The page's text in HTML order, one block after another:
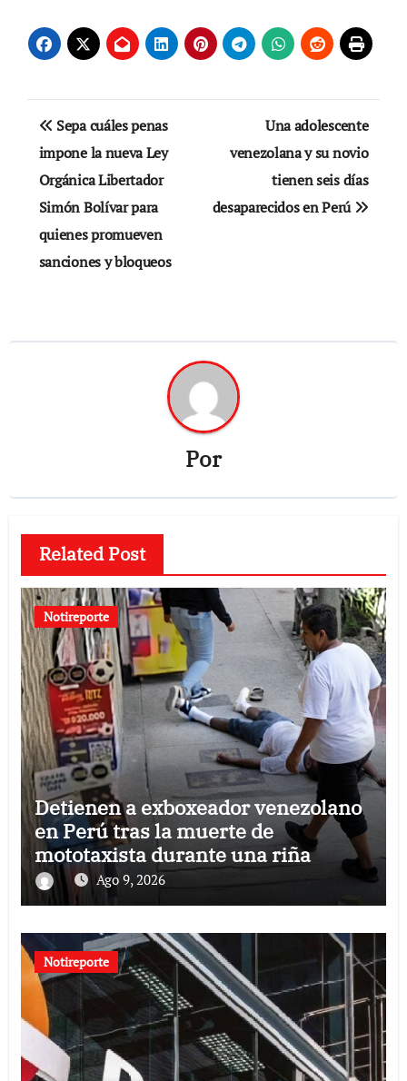
Navegación
de
entradas
Sepa cuáles penas
impone la nueva Ley
Orgánica Libertador
Simón Bolívar para
quienes promueven
sanciones y bloqueos
Una adolescente
venezolana y su novio
tienen seis días
desaparecidos en Perú
Por
Related Post
Notireporte
Detienen a exboxeador venezolano
en Perú tras la muerte de
mototaxista durante una riña
Ago 9, 2026
Notireporte